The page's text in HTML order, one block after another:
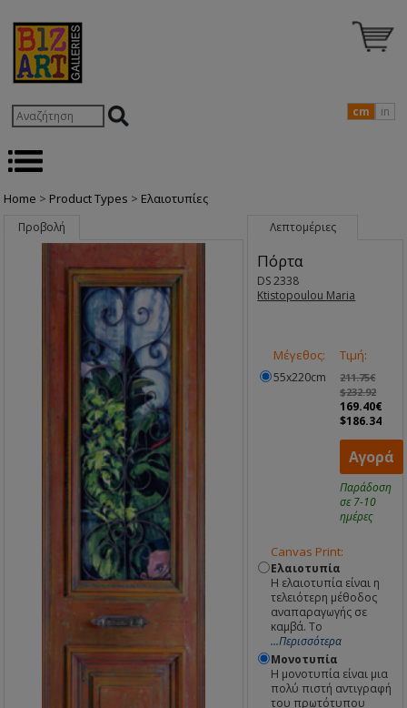
cm in
Home > Product Types > Ελαιοτυπίες
Προβολή Λεπτομέριες
Πόρτα
DS 2338
Ktistopoulou Maria
Μέγεθος:
55x220cm
Τιμή:
211.75€
$232.92
169.40€
$186.34
Αγορά
Παράδοση
σε 7-10
ημέρες
Canvas Print:
Ελαιοτυπία
Η ελαιοτυπία είναι η
τελειότερη μέθοδος
αναπαραγωγής σε
καμβά. Το
...Περισσότερα
Μονοτυπία
Η μονοτυπία είναι μια
πολύ πιστή αντιγραφή
του πρωτότυπου